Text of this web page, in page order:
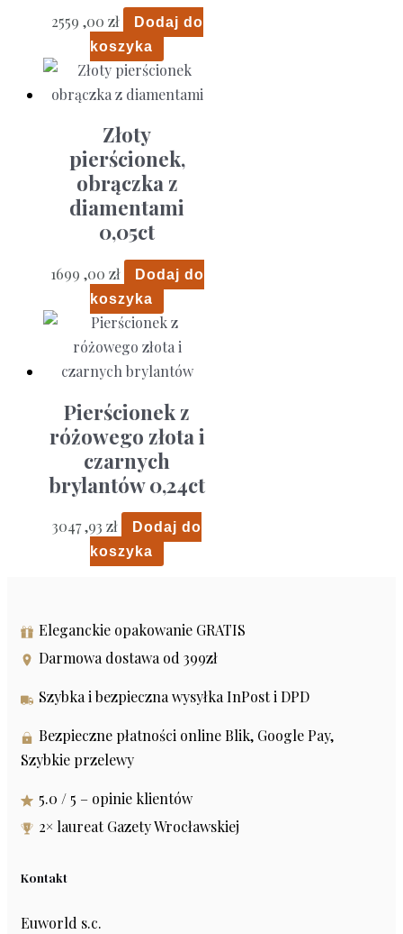
2559 ,00 zł
Dodaj do
koszyka
Złoty
pierścionek,
obrączka z
diamentami
0,05ct
1699 ,00 zł
Dodaj do
koszyka
Pierścionek z
różowego złota i
czarnych
brylantów 0,24ct
3047 ,93 zł
Dodaj do
koszyka
Eleganckie opakowanie GRATIS
Darmowa dostawa od 399zł
Szybka i bezpieczna wysyłka InPost i DPD
Bezpieczne płatności online Blik, Google Pay,
Szybkie przelewy
5.0 / 5 – opinie klientów
2× laureat Gazety Wrocławskiej
Kontakt
Euworld s.c.